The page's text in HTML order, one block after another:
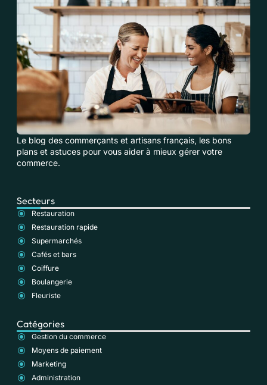
Le blog des commerçants et artisans français, les bons
plans et astuces pour vous aider à mieux gérer votre
commerce.
Secteurs
Restauration
Restauration rapide
Supermarchés
Cafés et bars
Coiffure
Boulangerie
Fleuriste
Catégories
Gestion du commerce
Moyens de paiement
Marketing
Administration